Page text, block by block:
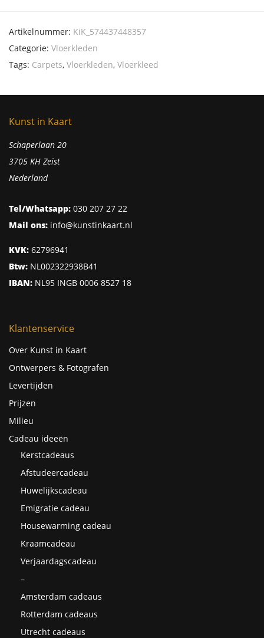
Artikelnummer: KiK_574437448357
Categorie: Vloerkleden
Tags: Carpets, Vloerkleden, Vloerkleed
Kunst in Kaart
Schaperlaan 20
3705 KH Zeist
Nederland
Tel/Whatsapp: 030 207 27 22
Mail ons: info@kunstinkaart.nl
KVK: 62796941
Btw: NL002322938B41
IBAN: NL95 INGB 0006 8527 18
Klantenservice
Over Kunst in Kaart
Ontwerpers & Fotografen
Levertijden
Prijzen
Milieu
Cadeau ideeën
Kerstcadeaus
Afstudeercadeau
Huwelijkscadeau
Emigratie cadeau
Housewarming cadeau
Kraamcadeau
Verjaardagscadeau
–
Amsterdam cadeaus
Rotterdam cadeaus
Utrecht cadeaus